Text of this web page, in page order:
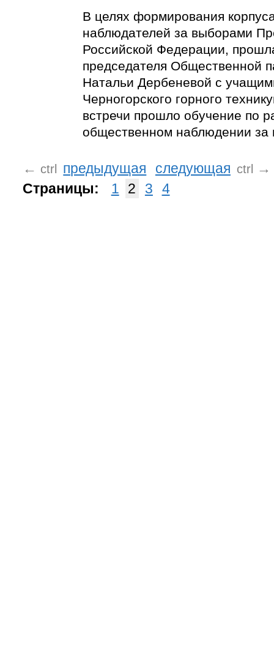
В целях формирования
наблюдателей за выборами
Российской Федерации,
председателя Общественной
Натальи Дербеневой с
Черногорского горного
встречи прошло обучение по
общественном наблюдении за
← ctrl предыдущая следующая ctrl
→
Страницы:
1 2 3 4